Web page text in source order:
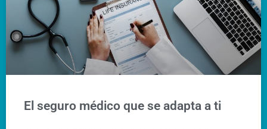
El seguro médico que se adapta a ti